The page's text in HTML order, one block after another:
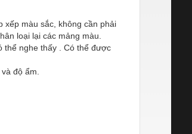
xếp màu sắc, không cần phải
loại lại các mảng màu.
thể nghe thấy . Có thể được
độ ẩm.